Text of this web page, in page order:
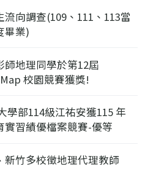
流向調查(109、111、113當
畢業)
師地理同學於第12屆
校園競賽獲獎!
學部114級江祐安獲115 年
實習績優檔案競賽-優等
新竹多校徵地理代理教師